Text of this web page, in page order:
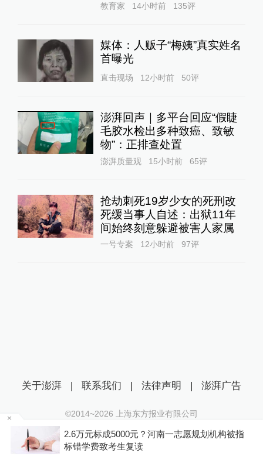
教育家 14小时前 135评
媒体：人贩子“梅姨”真实姓名
首曝光
直击现场 12小时前 50评
澎湃回声｜多平台回应“假睫
毛胶水检出多种致癌、致敏
物”：正排查处置
澎湃质量观 15小时前 65评
抢劫刺死19岁少女的死刑改
死缓当事人自述：出狱11年
间始终刻意躲避被害人家属
一号专案 12小时前 97评
2.6万元标成5000元？河南一志愿规划机构被指
标错学费致考生复读
关于澎湃 | 联系我们 | 法律声明 | 澎湃广告
©2014~2026 上海东方报业有限公司
沪ICP证：沪B2-20170116 | 沪ICP备14003370号
互联网新闻信息服务许可证：31120170006